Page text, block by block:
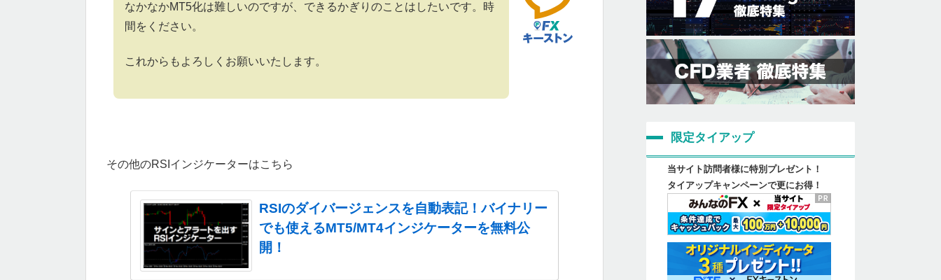
なかなかMT5化は難しいのですが、できるかぎりのことはしたいです。時
間をください。
これからもよろしくお願いいたします。
その他のRSIインジケーターはこちら
RSIのダイバージェンスを自動表記！バイナリー
でも使えるMT5/MT4インジケーターを無料公
開！
限定タイアップ
当サイト訪問者様に特別プレゼント！
タイアップキャンペーンで更にお得！